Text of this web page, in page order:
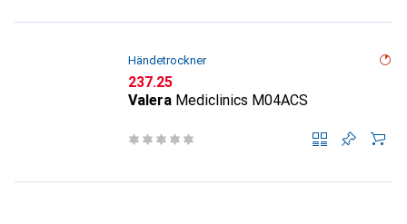
Händetrockner
CHF
237.25
Valera Mediclinics M04ACS